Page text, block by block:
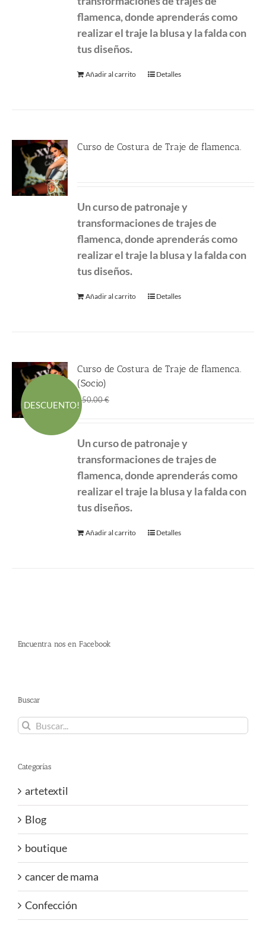
flamenca, donde aprenderás como
realizar el traje la blusa y la falda con
tus diseños.
Añadir al carrito Detalles
Curso de Costura de Traje de flamenca.
Un curso de patronaje y
transformaciones detrajes de
flamenca, donde aprenderás como
realizar el traje la blusa y la falda con
tus diseños.
Añadir al carrito Detalles
DESCUENTO!
Curso de Costura de Traje de flamenca.
(Socio)
450.00€
era:
450.00 €.
es:
360.00 €.
Un curso de patronaje y
transformaciones detrajes de
flamenca, donde aprenderás como
realizar el traje la blusa y la falda con
tus diseños.
Añadir al carrito Detalles
Encuentra nos en Facebook
Buscar
Buscar:
Categorías
artetextil
Blog
boutique
cancer de mama
Confección